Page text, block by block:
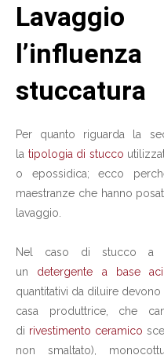
stuccatura
Per quanto riguarda la
la tipologia di stucco
o epossidica; ecco
maestranze che hanno
lavaggio.
Nel caso di stucco a
un detergente a base
quantitativi da diluire
casa produttrice, che
di rivestimento ceramico
non smaltato),